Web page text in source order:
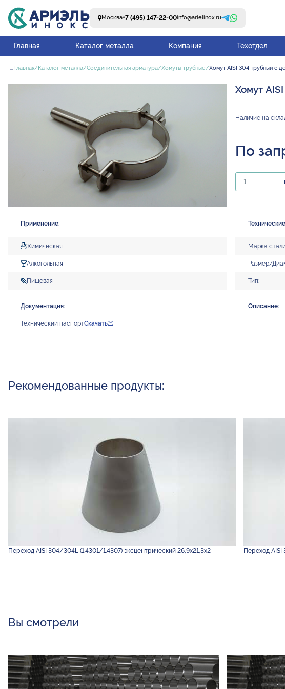
Москва+7 (495) 147-22-00info@arielinox.ru
Главная Каталог металла Компания Техотдел
... Главная Каталог металла Соединительная арматура Хомуты трубные Хомут AISI 304 трубный с
Хомут
Наличие на
По
Применение:
Химическая
Алкогольная
Пищевая
Документация:
Технический паспортСкачать
Марка
Размер/
Тип:
Описание:
Рекомендованные продукты:
Переход AISI 304/304L (1.4301/1.4307) эксцентрический 26,9х21,3х2 Переход AISI
Вы смотрели